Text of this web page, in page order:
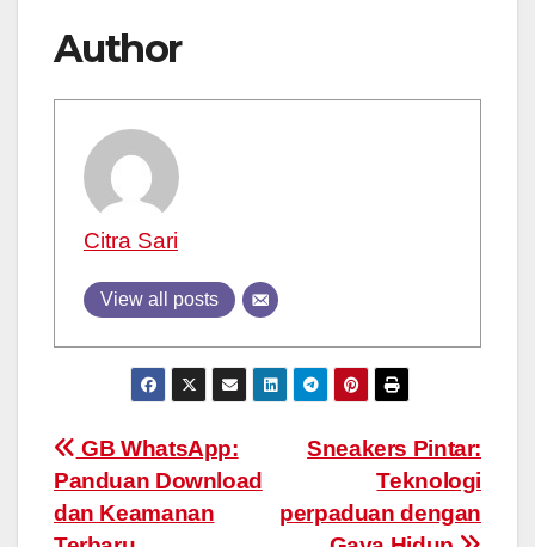
Author
Citra Sari
View all posts
Post
navigation
Sneakers Pintar:
Teknologi
perpaduan dengan
GB WhatsApp:
Panduan Download
dan Keamanan